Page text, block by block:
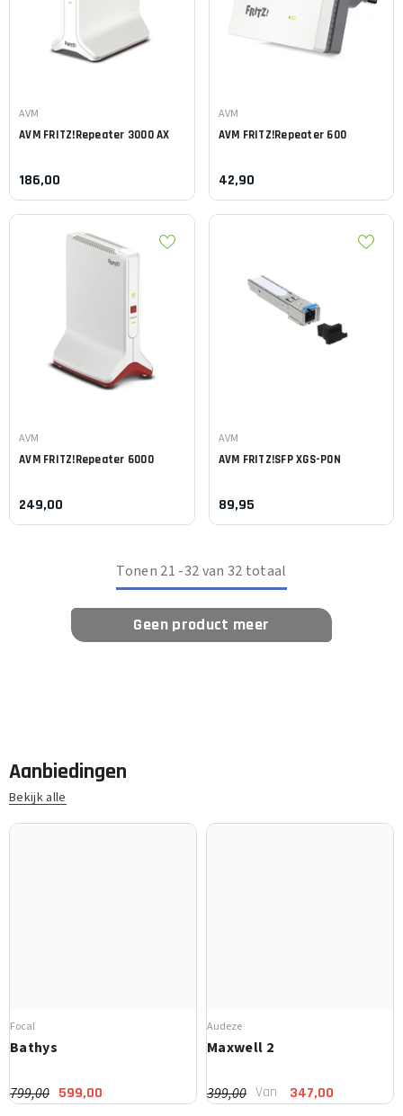
Leverancier:
AVM
AVM FRITZ!Repeater 3000 AX
186,00
Leverancier:
AVM
AVM FRITZ!Repeater 600
42,90
Leverancier:
AVM
AVM FRITZ!Repeater 6000
249,00
Leverancier:
AVM
AVM FRITZ!SFP XGS-PON
89,95
Tonen 21 -32van 32 totaal
Geen product meer
Aanbiedingen
Bekijk alle
Focal
Bathys
799,00 599,00
Audeze
Maxwell 2
399,00 Van 347,00